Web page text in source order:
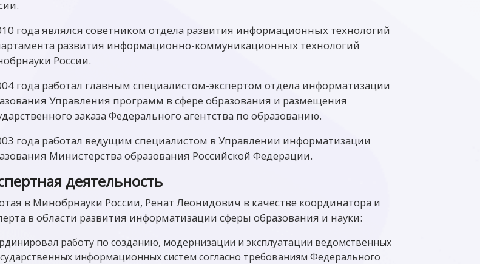
года являлся советником отдела развития информационных технологий
развития информационно-коммуникационных технологий
России.
года работал главным специалистом-экспертом отдела информатизации
Управления программ в сфере образования и размещения
заказа Федерального агентства по образованию.
года работал ведущим специалистом в Управлении информатизации
Министерства образования Российской Федерации.
деятельность
в Минобрнауки России, Ренат Леонидович в качестве координатора и
в области развития информатизации сферы образования и науки:
работу по созданию, модернизации и эксплуатации ведомственных
информационных систем согласно требованиям Федерального